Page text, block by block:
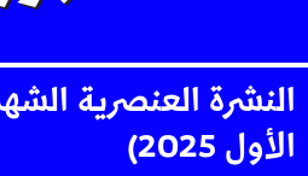
النشرة العنصرية
الأول 2025)